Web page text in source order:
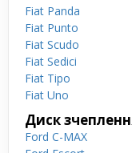
Fiat Panda
Fiat Punto
Fiat Scudo
Fiat Sedici
Fiat Tipo
Fiat Uno
Диск
Ford C-MAX